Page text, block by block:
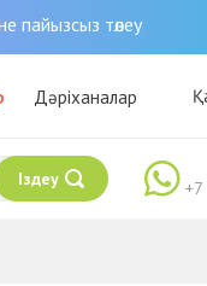
пайызсыз төлеу
Дәріханалар
Іздеу